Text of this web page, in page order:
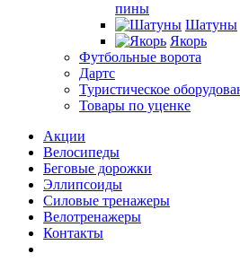
пины
Шатуны
Якорь
Футбольные ворота
Дартс
Туристическое
Товары по уценке
Акции
Велосипеды
Беговые дорожки
Эллипсоиды
Силовые тренажеры
Велотренажеры
Контакты